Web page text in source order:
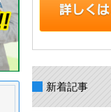
新着記事